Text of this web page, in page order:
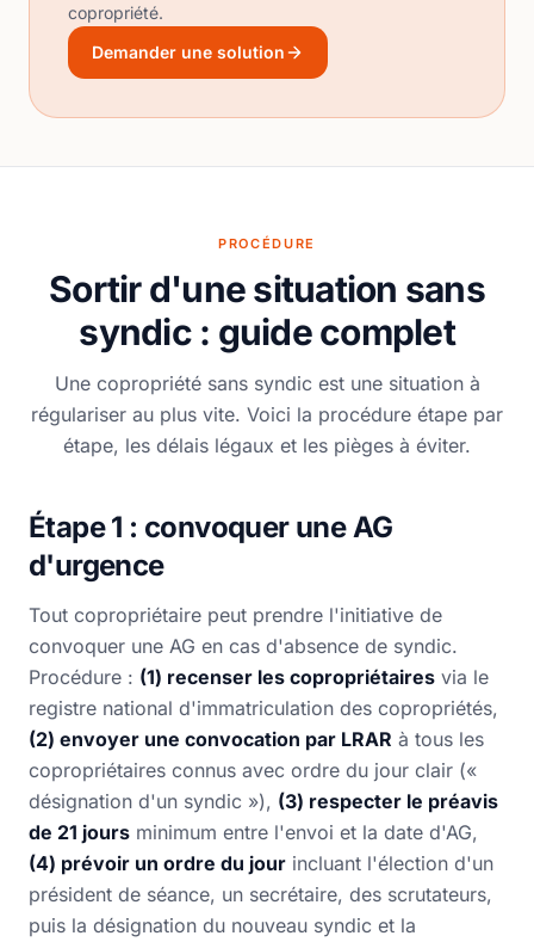
copropriété.
Demander une solution
PROCÉDURE
Sortir d'une situation sans
syndic : guide complet
Une copropriété sans syndic est une situation à
régulariser au plus vite. Voici la procédure étape par
étape, les délais légaux et les pièges à éviter.
Étape 1 : convoquer une AG
d'urgence
Tout copropriétaire peut prendre l'initiative de
convoquer une AG en cas d'absence de syndic.
Procédure : (1) recenser les copropriétaires via le
registre national d'immatriculation des copropriétés,
(2) envoyer une convocation par LRAR à tous les
copropriétaires connus avec ordre du jour clair («
désignation d'un syndic »), (3) respecter le préavis
de 21 jours minimum entre l'envoi et la date d'AG,
(4) prévoir un ordre du jour incluant l'élection d'un
président de séance, un secrétaire, des scrutateurs,
puis la désignation du nouveau syndic et la